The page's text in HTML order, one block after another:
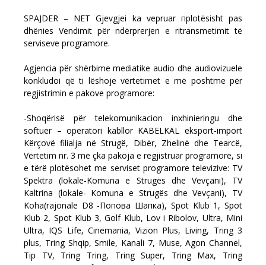
SPAJDER – NET Gjevgjei ka vepruar пplotësisht pas
dhënies Vendimit për ndërprerjen e ritransmetimit të
serviseve programore.
Agjencia për shërbime mediatike audio dhe audiovizuele
konkludoi që ti lëshoje vërtetimet e më poshtme për
regjistrimin e pakove programore:
-Shoqërisë për telekomunikacion inxhinieringu dhe
softuer – operatori kabllor KABELKAL eksport-import
Kërçovë filialja në Strugë, Dibër, Zhelinë dhe Tearcë,
Vërtetim nr. 3 me çka pakoja e regjistruar programore, si
e tërë plotësohet me serviset programore televizive: TV
Spektra (lokale-Komuna e Strugës dhe Vevçani), TV
Kaltrina (lokale- Komuna e Strugës dhe Vevçani), TV
Koha(rajonale D8 -Попова Шапка), Spot Klub 1, Spot
Klub 2, Spot Klub 3, Golf Klub, Lov i Ribolov, Ultra, Mini
Ultra, IQS Life, Cinemania, Vizion Plus, Living, Tring 3
plus, Tring Shqip, Smile, Kanali 7, Muse, Agon Channel,
Tip TV, Tring Tring, Tring Super, Tring Max, Tring